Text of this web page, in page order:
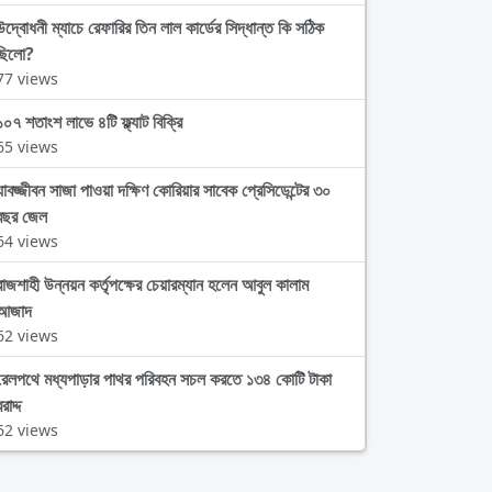
ম্যাচে রেফারির তিন লাল কার্ডের সিদ্ধান্ত কি সঠিক
views
শতাংশ লাভে ৪টি ফ্ল্যাট বিক্রি
views
সাজা পাওয়া দক্ষিণ কোরিয়ার সাবেক প্রেসিডেন্টের ৩০
জেল
views
উন্নয়ন কর্তৃপক্ষের চেয়ারম্যান হলেন আবুল কালাম
views
মধ্যপাড়ার পাথর পরিবহন সচল করতে ১৩৪ কোটি টাকা
views